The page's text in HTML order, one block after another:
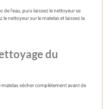
de l’eau, puis laissez le nettoyeur se
nettoyeur sur le matelas et laissez la
du
sécher complètement avant de